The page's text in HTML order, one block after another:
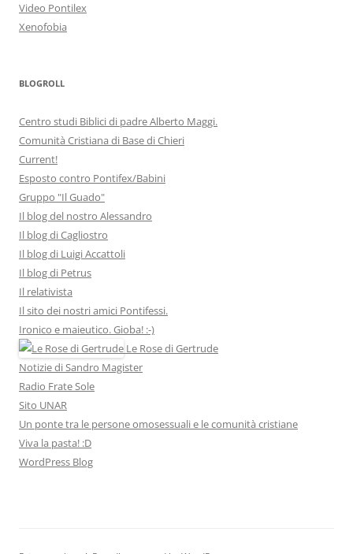
Video Pontilex
Xenofobia
BLOGROLL
Centro studi Biblici di padre Alberto Maggi.
Comunità Cristiana di Base di Chieri
Current!
Esposto contro Pontifex/Babini
Gruppo "Il Guado"
Il blog del nostro Alessandro
Il blog di Cagliostro
Il blog di Luigi Accattoli
Il blog di Petrus
Il relativista
Il sito dei nostri amici Pontifessi.
Ironico e maieutico. Gioba! :-)
Le Rose di Gertrude
Notizie di Sandro Magister
Radio Frate Sole
Sito UNAR
Un ponte tra le persone omosessuali e le comunità cristiane
Viva la pasta! :D
WordPress Blog